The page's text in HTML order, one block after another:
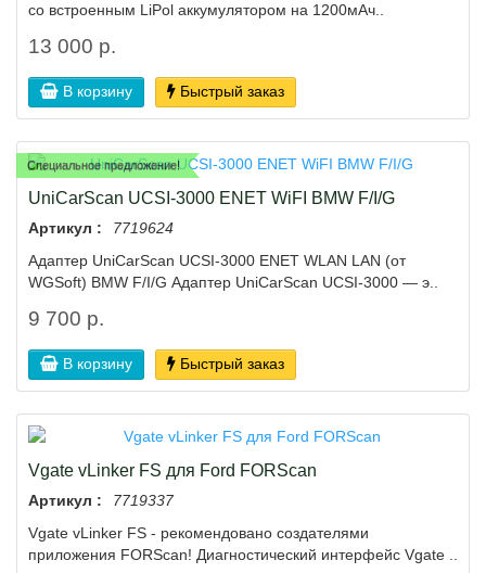
со встроенным LiPol аккумулятором на 1200мАч..
13 000 р.
В корзину Быстрый заказ
Специальное предложение!
UniCarScan UCSI-3000 ENET WiFI BMW F/I/G
Артикул :
7719624
Адаптер UniCarScan UCSI-3000 ENET WLAN LAN (от
WGSoft) BMW F/I/G Адаптер UniCarScan UCSI-3000 — э..
9 700 р.
В корзину Быстрый заказ
Vgate vLinker FS для Ford FORScan
Артикул :
7719337
Vgate vLinker FS - рекомендовано создателями
приложения FORScan! Диагностический интерфейс Vgate ..